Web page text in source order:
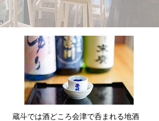
蔵斗では酒どころ会津で呑まれる地酒